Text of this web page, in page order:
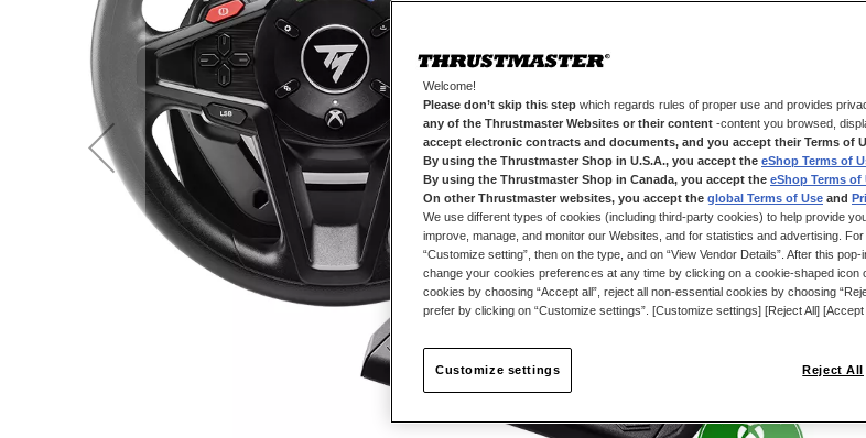
Welcome!
Please don’t skip this step which regards rules of proper use and provides
any of the Thrustmaster Websites or their content -content you browsed,
accept electronic contracts and documents, and you accept their Terms of
By using the Thrustmaster Shop in U.S.A., you accept the eShop Terms of
By using the Thrustmaster Shop in Canada, you accept the eShop Terms of
On other Thrustmaster websites, you accept the global Terms of Use and
We use different types of cookies (including third-party cookies) to help provide
improve, manage, and monitor our Websites, and for statistics and advertising.
“Customize setting”, then on the type, and on “View Vendor Details”. After this
change your cookies preferences at any time by clicking on a cookie-shaped icon
cookies by choosing “Accept all”, reject all non-essential cookies by choosing
prefer by clicking on “Customize settings”. [Customize settings] [Reject All] [Accept
Reject All
Customize settings